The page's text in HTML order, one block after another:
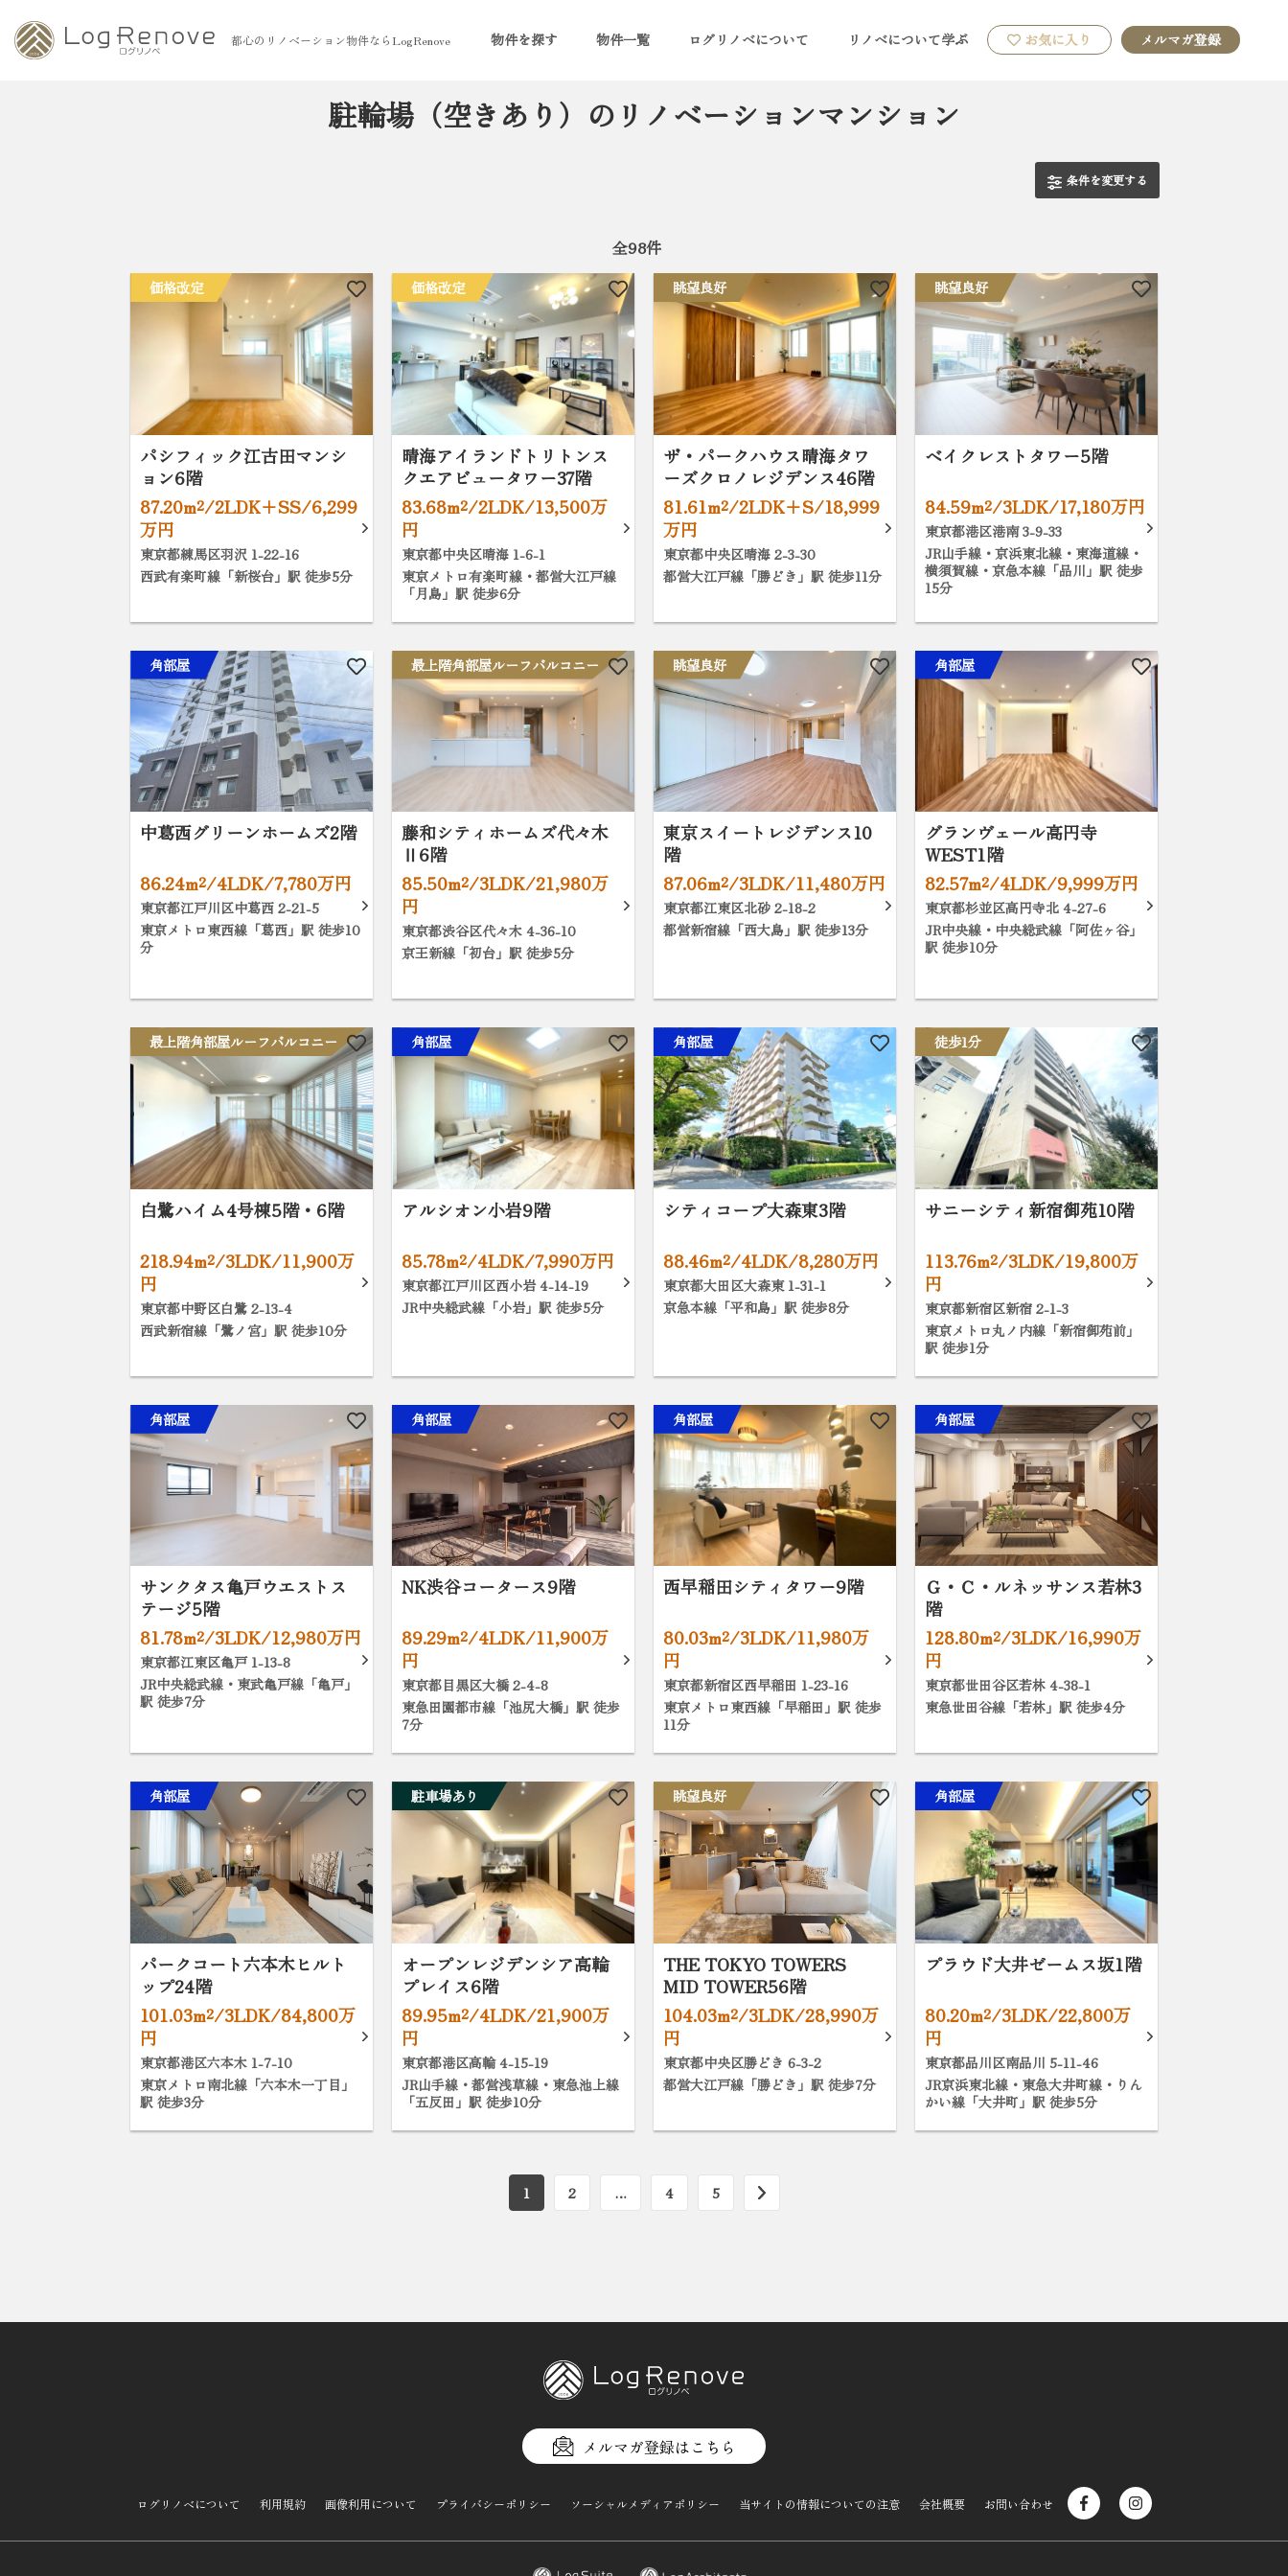
都心のリノベーション物件ならLogRenove 物件を探す 物件一覧 ログリノベについて リノベについて学ぶ お気に入り メルマガ登録
駐輪場（空きあり）のリノベーションマンション
条件を変更する
全98件
価格改定
パシフィック江古田マンシ
ョン6階
87.20m²/2LDK+SS/6,299
万円
東京都練馬区羽沢 1-22-16
西武有楽町線「新桜台」駅 徒歩5分
価格改定
晴海アイランドトリトンス
クエアビュータワー37階
83.68m²/2LDK/13,500万
円
東京都中央区晴海 1-6-1
東京メトロ有楽町線・都営大江戸線
「月島」駅 徒歩6分
眺望良好
ザ・パークハウス晴海タワ
ーズクロノレジデンス46階
81.61m²/2LDK+S/18,999
万円
東京都中央区晴海 2-3-30
都営大江戸線「勝どき」駅 徒歩11分
眺望良好
ベイクレストタワー5階
84.59m²/3LDK/17,180万円
東京都港区港南 3-9-33
JR山手線・京浜東北線・東海道線・
横須賀線・京急本線「品川」駅 徒歩
15分
角部屋
中葛西グリーンホームズ2階
86.24m²/4LDK/7,780万円
東京都江戸川区中葛西 2-21-5
東京メトロ東西線「葛西」駅 徒歩10
分
最上階角部屋ルーフバルコニー
藤和シティホームズ代々木
Ⅱ6階
85.50m²/3LDK/21,980万
円
東京都渋谷区代々木 4-36-10
京王新線「初台」駅 徒歩5分
眺望良好
東京スイートレジデンス10
階
87.06m²/3LDK/11,480万円
東京都江東区北砂 2-18-2
都営新宿線「西大島」駅 徒歩13分
角部屋
グランヴェール高円寺
WEST1階
82.57m²/4LDK/9,999万円
東京都杉並区高円寺北 4-27-6
JR中央線・中央総武線「阿佐ヶ谷」
駅 徒歩10分
最上階角部屋ルーフバルコニー
白鷺ハイム4号棟5階・6階
218.94m²/3LDK/11,900万
円
東京都中野区白鷺 2-13-4
西武新宿線「鷺ノ宮」駅 徒歩10分
角部屋
アルシオン小岩9階
85.78m²/4LDK/7,990万円
東京都江戸川区西小岩 4-14-19
JR中央総武線「小岩」駅 徒歩5分
角部屋
シティコープ大森東3階
88.46m²/4LDK/8,280万円
東京都大田区大森東 1-31-1
京急本線「平和島」駅 徒歩8分
徒歩1分
サニーシティ新宿御苑10階
113.76m²/3LDK/19,800万
円
東京都新宿区新宿 2-1-3
東京メトロ丸ノ内線「新宿御苑前」
駅 徒歩1分
角部屋
サンクタス亀戸ウエストス
テージ5階
81.78m²/3LDK/12,980万円
東京都江東区亀戸 1-13-8
JR中央総武線・東武亀戸線「亀戸」
駅 徒歩7分
角部屋
NK渋谷コータース9階
89.29m²/4LDK/11,900万
円
東京都目黒区大橋 2-4-8
東急田園都市線「池尻大橋」駅 徒歩
7分
角部屋
西早稲田シティタワー9階
80.03m²/3LDK/11,980万
円
東京都新宿区西早稲田 1-23-16
東京メトロ東西線「早稲田」駅 徒歩
11分
角部屋
Ｇ・Ｃ・ルネッサンス若林3
階
128.80m²/3LDK/16,990万
円
東京都世田谷区若林 4-38-1
東急世田谷線「若林」駅 徒歩4分
角部屋
パークコート六本木ヒルト
ップ24階
101.03m²/3LDK/84,800万
円
東京都港区六本木 1-7-10
東京メトロ南北線「六本木一丁目」
駅 徒歩3分
駐車場あり
オープンレジデンシア高輪
プレイス6階
89.95m²/4LDK/21,900万
円
東京都港区高輪 4-15-19
JR山手線・都営浅草線・東急池上線
「五反田」駅 徒歩10分
眺望良好
THE TOKYO TOWERS
MID TOWER56階
104.03m²/3LDK/28,990万
円
東京都中央区勝どき 6-3-2
都営大江戸線「勝どき」駅 徒歩7分
角部屋
プラウド大井ゼームス坂1階
80.20m²/3LDK/22,800万
円
東京都品川区南品川 5-11-46
JR京浜東北線・東急大井町線・りん
かい線「大井町」駅 徒歩5分
1 2 … 4 5
メルマガ登録はこちら
ログリノベについて 利用規約 画像利用について プライバシーポリシー ソーシャルメディアポリシー 当サイトの情報についての注意 会社概要 お問い合わせ